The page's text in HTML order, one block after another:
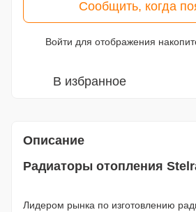
Сообщить, когда
Войти для отображения
В избранное
Описание
Радиаторы отопления
Лидером рынка по изготовлению